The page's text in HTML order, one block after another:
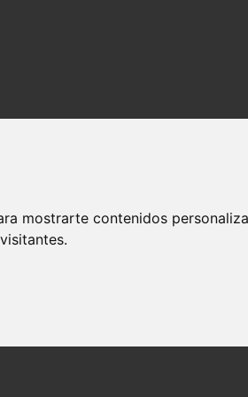
mostrarte contenidos